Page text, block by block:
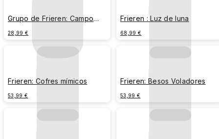
Grupo de Frieren: Campo
28,99 €
Frieren : Luz de luna
68,99 €
Frieren: Cofres mímicos
53,99 €
Frieren: Besos Voladores
53,99 €